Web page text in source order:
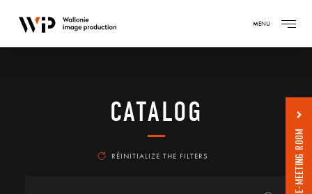
MENU
CATALOG
RÉINITIALIZE THE FILTERS E-MEETING ROOM